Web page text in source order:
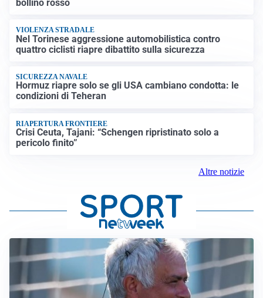
bollino rosso
VIOLENZA STRADALE
Nel Torinese aggressione automobilistica contro
quattro ciclisti riapre dibattito sulla sicurezza
SICUREZZA NAVALE
Hormuz riapre solo se gli USA cambiano condotta: le
condizioni di Teheran
RIAPERTURA FRONTIERE
Crisi Ceuta, Tajani: “Schengen ripristinato solo a
pericolo finito”
Altre notizie